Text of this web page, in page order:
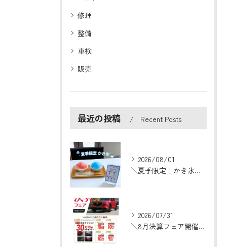
修理
整備
車検
販売
最近の投稿 Recent Posts
2026/08/01
＼夏季限定！かき氷はじめました🍧／
2026/07/31
＼8月決算フェア開催！／